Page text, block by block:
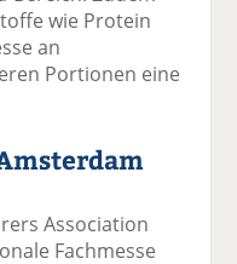
wie Protein
an
Portionen eine
Association
Fachmesse